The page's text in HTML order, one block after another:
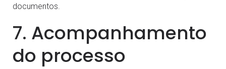
documentos.
7. Acompanhamento
do processo